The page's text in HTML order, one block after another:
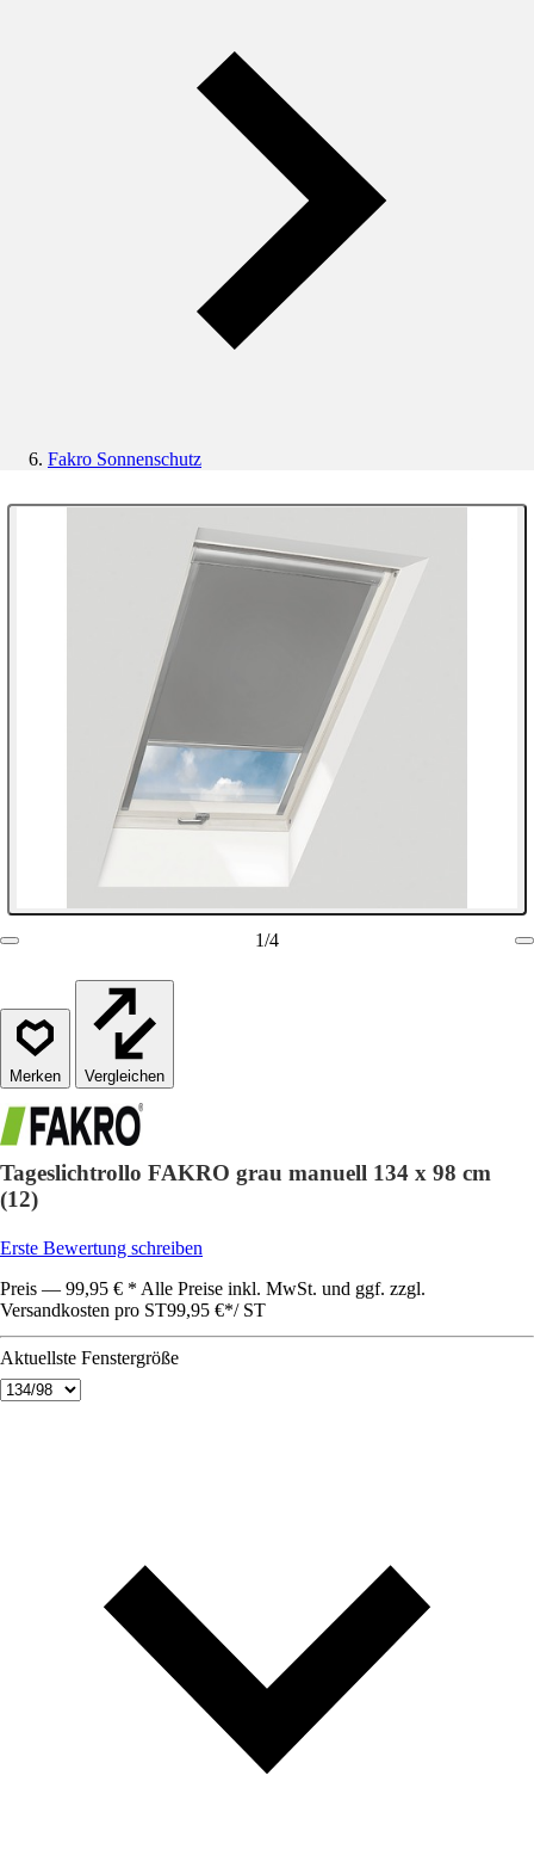
Fakro Sonnenschutz
1/4
Vergleichen
Tageslichtrollo FAKRO grau manuell 134 x 98 cm
(12)
Erste Bewertung schreiben
Preis — 99,95 € * Alle Preise inkl. MwSt. und ggf. zzgl.
Versandkosten pro ST99,95 €*/ ST
Aktuellste Fenstergröße